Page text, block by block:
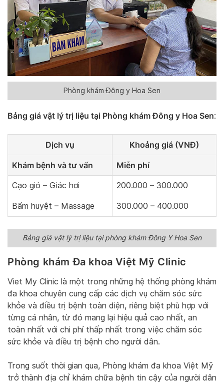
Phòng khám Đông y Hoa Sen
Bảng giá vật lý trị liệu tại Phòng khám Đông y Hoa Sen:
Dịch vụ Khoảng giá (VNĐ)
Khám bệnh và tư vấn Miễn phí
Cạo gió – Giác hơi 200.000 – 300.000
Bấm huyệt – Massage 300.000 – 400.000
Bảng giá vật lý trị liệu tại phòng khám Đông Y Hoa Sen
Phòng khám Đa khoa Việt Mỹ Clinic
Viet My Clinic là một trong những hệ thống phòng khám
đa khoa chuyên cung cấp các dịch vụ chăm sóc sức
khỏe và điều trị bệnh toàn diện, riêng biệt phù hợp với
từng cá nhân, từ đó mang lại hiệu quả cao nhất, an
toàn nhất với chi phí thấp nhất trong việc chăm sóc
sức khỏe và điều trị bệnh cho người dân.
Trong suốt thời gian qua, Phòng khám đa khoa Việt Mỹ
trở thành địa chỉ khám chữa bệnh tin cậy của người dân